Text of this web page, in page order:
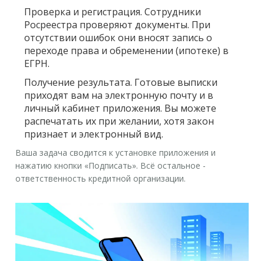
Проверка и регистрация. Сотрудники
Росреестра проверяют документы. При
отсутствии ошибок они вносят запись о
переходе права и обременении (ипотеке) в
ЕГРН.
Получение результата. Готовые выписки
приходят вам на электронную почту и в
личный кабинет приложения. Вы можете
распечатать их при желании, хотя закон
признает и электронный вид.
Ваша задача сводится к установке приложения и
нажатию кнопки «Подписать». Всё остальное -
ответственность кредитной организации.